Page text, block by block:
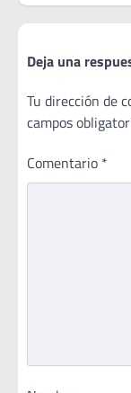
Deja una
Tu dirección de
campos
Comentario *